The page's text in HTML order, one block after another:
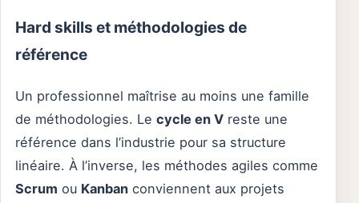
Hard skills et méthodologies de
référence
Un professionnel maîtrise au moins une famille
de méthodologies. Le cycle en V reste une
référence dans l’industrie pour sa structure
linéaire. À l’inverse, les méthodes agiles comme
Scrum ou Kanban conviennent aux projets